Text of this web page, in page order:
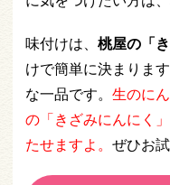
味付けは、 桃屋の「
けで簡単に決まりま
な一品です。 生のに
の「きざみにんにく
たせますよ。 ぜひお